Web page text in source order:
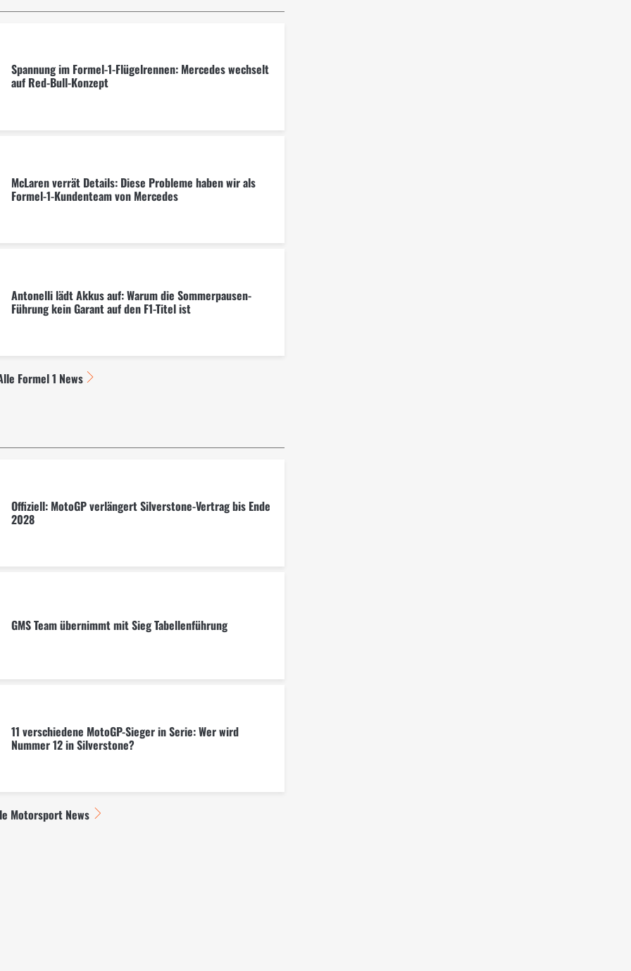
Spannung im Formel-1-Flügelrennen: Mercedes wechselt
auf Red-Bull-Konzept
McLaren verrät Details: Diese Probleme haben wir als
Formel-1-Kundenteam von Mercedes
Antonelli lädt Akkus auf: Warum die Sommerpausen-
Führung kein Garant auf den F1-Titel ist
Formel 1 News
Offiziell: MotoGP verlängert Silverstone-Vertrag bis Ende
2028
GMS Team übernimmt mit Sieg Tabellenführung
11 verschiedene MotoGP-Sieger in Serie: Wer wird
Nummer 12 in Silverstone?
Motorsport News